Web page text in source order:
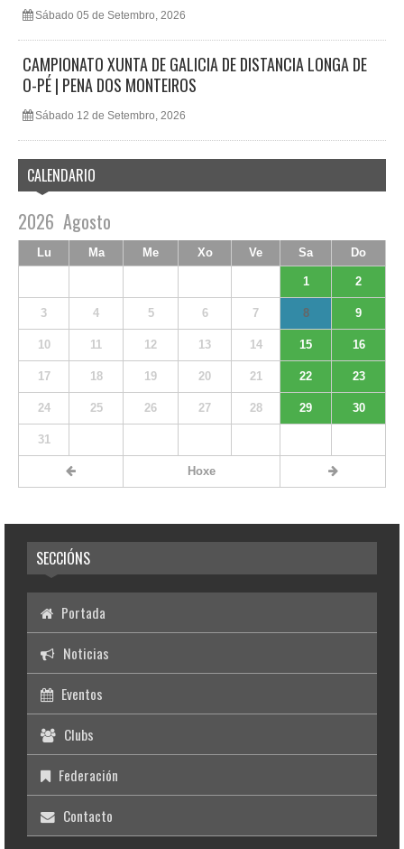
Sábado 05 de Setembro, 2026
CAMPIONATO XUNTA DE GALICIA DE DISTANCIA LONGA DE
O-PÉ | PENA DOS MONTEIROS
Sábado 12 de Setembro, 2026
CALENDARIO
2026 Agosto
Lu Ma Me Xo Ve Sa Do
1 2
3 4 5 6 7 8 9
10 11 12 13 14 15 16
17 18 19 20 21 22 23
24 25 26 27 28 29 30
31
Hoxe
SECCIÓNS
Portada
Noticias
Eventos
Clubs
Federación
Contacto